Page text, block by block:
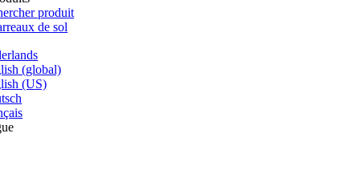
(global)
(US)
produit
de sol